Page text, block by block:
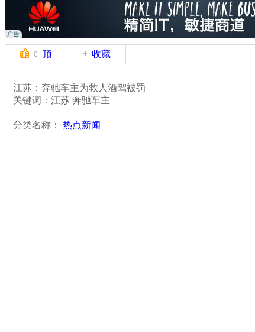
0 顶 收藏
江苏：奔驰车主为救人酒驾被罚
关键词：江苏 奔驰车主
分类名称： 热点新闻